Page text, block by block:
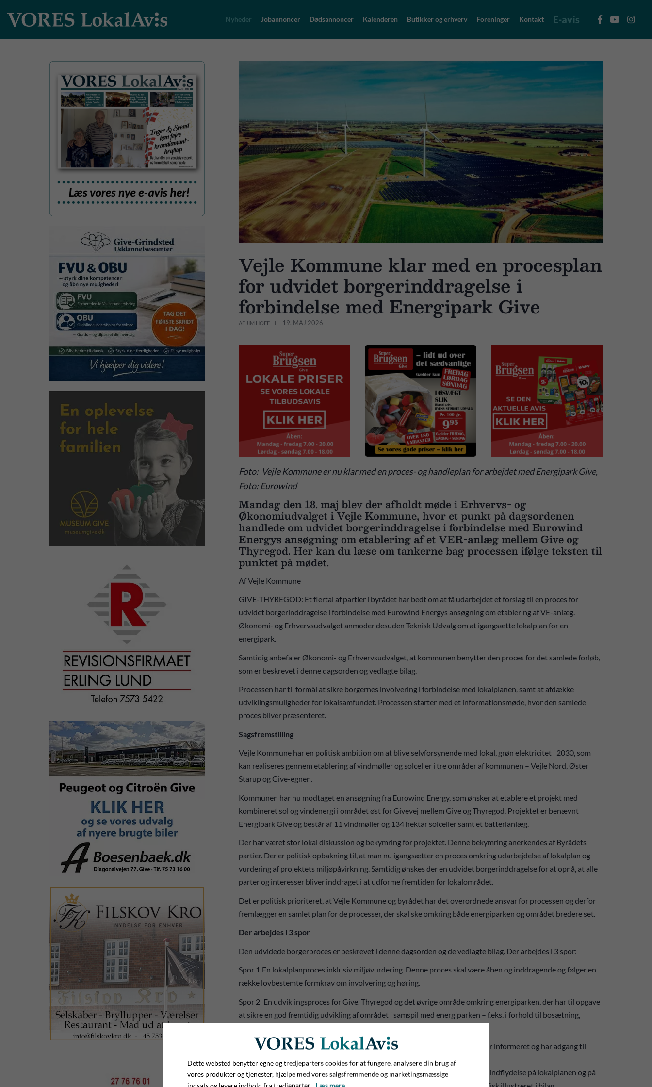
Nyheder Jobannoncer Dødsannoncer Kalenderen Butikker og erhverv Foreninger Kontakt E-avis
Vejle Kommune klar med en procesplan
for udvidet borgerinddragelse i
forbindelse med Energipark Give
AF JIM HOFF 19. MAJ 2026
Foto: Vejle Kommune er nu klar med en proces- og handleplan for arbejdet med Energipark Give,
Foto: Eurowind
Mandag den 18. maj blev der afholdt møde i Erhvervs- og
Økonomiudvalget i Vejle Kommune, hvor et punkt på dagsordenen
handlede om udvidet borgerinddragelse i forbindelse med Eurowind
Energys ansøgning om etablering af et VER-anlæg mellem Give og
Thyregod. Her kan du læse om tankerne bag processen ifølge teksten til
punktet på mødet.
Af Vejle Kommune
GIVE-THYREGOD: Et flertal af partier i byrådet har bedt om at få udarbejdet et forslag til en proces for
udvidet borgerinddragelse i forbindelse med Eurowind Energys ansøgning om etablering af VE-anlæg.
Økonomi- og Erhvervsudvalget anmoder desuden Teknisk Udvalg om at igangsætte lokalplan for en
energipark.
Samtidig anbefaler Økonomi- og Erhvervsudvalget, at kommunen benytter den proces for det samlede forløb,
som er beskrevet i denne dagsorden og vedlagte bilag.
Processen har til formål at sikre borgernes involvering i forbindelse med lokalplanen, samt at afdække
udviklingsmuligheder for lokalsamfundet. Processen starter med et informationsmøde, hvor den samlede
proces bliver præsenteret.
Sagsfremstilling
Vejle Kommune har en politisk ambition om at blive selvforsynende med lokal, grøn elektricitet i 2030, som
kan realiseres gennem etablering af vindmøller og solceller i tre områder af kommunen – Vejle Nord, Øster
Starup og Give-egnen.
Kommunen har nu modtaget en ansøgning fra Eurowind Energy, som ønsker at etablere et projekt med
kombineret sol og vindenergi i området øst for Givevej mellem Give og Thyregod. Projektet er benævnt
Energipark Give og består af 11 vindmøller og 134 hektar solceller samt et batterianlæg.
Der har været stor lokal diskussion og bekymring for projektet. Denne bekymring anerkendes af Byrådets
partier. Der er politisk opbakning til, at man nu igangsætter en proces omkring udarbejdelse af lokalplan og
vurdering af projektets miljøpåvirkning. Samtidig ønskes der en udvidet borgerinddragelse for at opnå, at alle
parter og interesser bliver inddraget i at udforme fremtiden for lokalområdet.
Det er politisk prioriteret, at Vejle Kommune og byrådet har det overordnede ansvar for processen og derfor
fremlægger en samlet plan for de processer, der skal ske omkring både energiparken og området bredere set.
Der arbejdes i 3 spor
Den udvidede borgerproces er beskrevet i denne dagsorden og de vedlagte bilag. Der arbejdes i 3 spor:
Spor 1:En lokalplanproces inklusiv miljøvurdering. Denne proces skal være åben og inddragende og følger en
række lovbestemte formkrav om involvering og høring.
Spor 2: En udviklingsproces for Give, Thyregod og det øvrige område omkring energiparken, der har til opgave
at sikre en god fremtidig udvikling af området i samspil med energiparken – f.eks. i forhold til bosætning,
Spor 3: Et videns- og informationsspor som sikrer, at borgerne løbende bliver informeret og har adgang til
relevant viden om projekt og proces.
De tre spor i processen sikrer tilsammen, at borgerne kommer til orde og får indflydelse på lokalplanen og på
Dette websted benytter egne og tredjeparters cookies for at fungere, analysere din brug af
vores produkter og tjenester, hjælpe med vores salgsfremmende og marketingsmæssige
indsats og levere indhold fra tredjeparter. Læs mere